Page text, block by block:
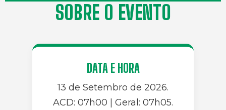
SOBRE O EVENTO
DATA E HORA
13 de Setembro de 2026.
ACD: 07h00 | Geral: 07h05.